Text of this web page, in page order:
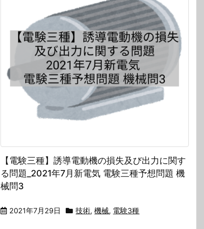
【電験三種】誘導電動機の損失及び出力に関す
る問題_2021年7月新電気 電験三種予想問題 機
械問3
2021年7月29日 技術,機械, 電験3種